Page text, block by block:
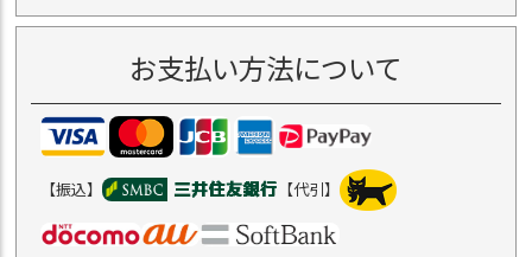
お支払い方法について
【振込】 【代引】